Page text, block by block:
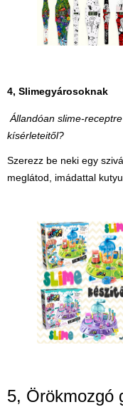
4, Slimegyárosoknak
Állandóan slime-
kísérleteitől?
Szerezz be neki egy
meglátod, imádattal
5, Örökmozgó